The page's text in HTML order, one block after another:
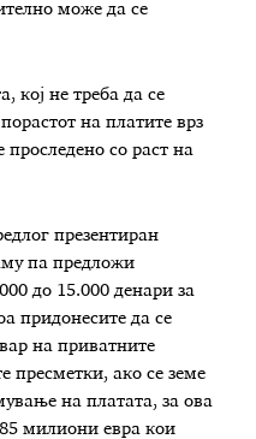
може да се
кој не треба да се
на платите врз
проследено со раст на
презентиран
па предложи
до 15.000 денари за
придонесите да се
на приватните
пресметки, ако се земе
на платата, за ова
милиони евра кои